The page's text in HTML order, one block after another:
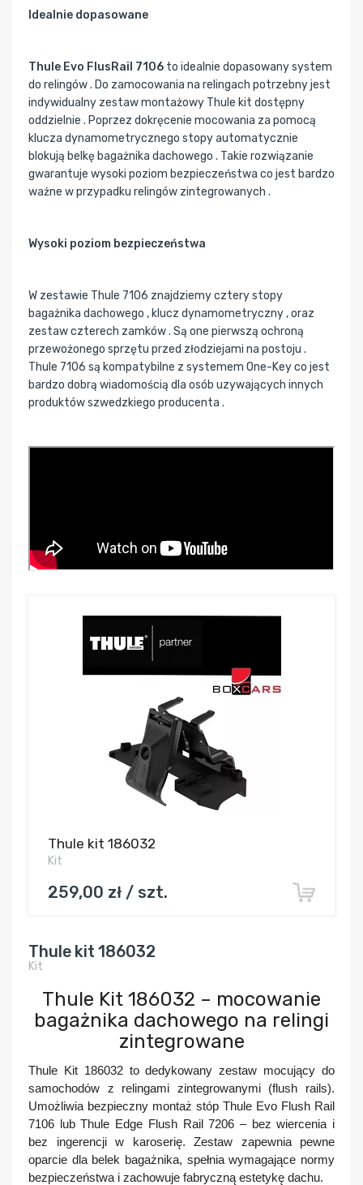
Idealnie dopasowane
Thule Evo FlusRail 7106 to idealnie dopasowany system
do relingów . Do zamocowania na relingach potrzebny jest
indywidualny zestaw montażowy Thule kit dostępny
oddzielnie . Poprzez dokręcenie mocowania za pomocą
klucza dynamometrycznego stopy automatycznie
blokują belkę bagażnika dachowego . Takie rozwiązanie
gwarantuje wysoki poziom bezpieczeństwa co jest bardzo
ważne w przypadku relingów zintegrowanych .
Wysoki poziom bezpieczeństwa
W zestawie Thule 7106 znajdziemy cztery stopy
bagażnika dachowego , klucz dynamometryczny , oraz
zestaw czterech zamków . Są one pierwszą ochroną
przewożonego sprzętu przed złodziejami na postoju .
Thule 7106 są kompatybilne z systemem One-Key co jest
bardzo dobrą wiadomością dla osób uzywających innych
produktów szwedzkiego producenta .
Thule kit 186032
Kit
259,00 zł / szt.
Thule kit 186032
Kit
Thule Kit 186032 – mocowanie
bagażnika dachowego na relingi
zintegrowane
Thule Kit 186032to dedykowany zestaw mocujący do
samochodów z relingami zintegrowanymi (flush rails).
Umożliwia bezpieczny montaż stóp Thule Evo Flush Rail
7106 lubThule Edge Flush Rail 7206 – bez wiercenia i
bez ingerencji w karoserię. Zestaw zapewnia pewne
oparcie dla belek bagażnika, spełnia wymagające normy
bezpieczeństwa i zachowuje fabryczną estetykę dachu.